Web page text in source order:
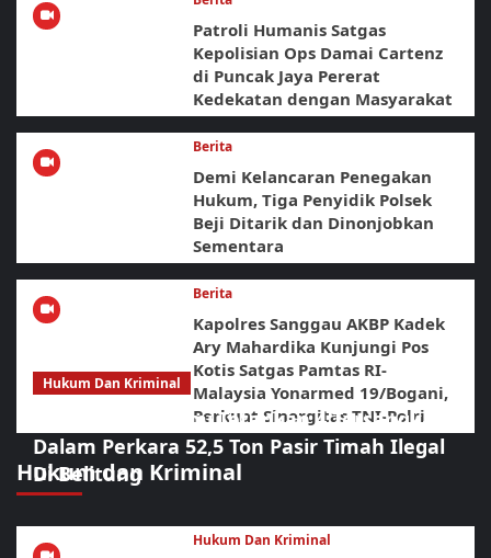
Patroli Humanis Satgas
Kepolisian Ops Damai Cartenz
di Puncak Jaya Pererat
Kedekatan dengan Masyarakat
Berita
Demi Kelancaran Penegakan
Hukum, Tiga Penyidik Polsek
Beji Ditarik dan Dinonjobkan
Sementara
Berita
Kapolres Sanggau AKBP Kadek
Ary Mahardika Kunjungi Pos
Kotis Satgas Pamtas RI-
Malaysia Yonarmed 19/Bogani,
Perkuat Sinergitas TNI-Polri
Hukum dan Kriminal
Hukum Dan Kriminal
Polda Babel Resmi Tetapkan 4 Tersangka
Dalam Perkara 52,5 Ton Pasir Timah Ilegal
Di Belitung
Hukum Dan Kriminal